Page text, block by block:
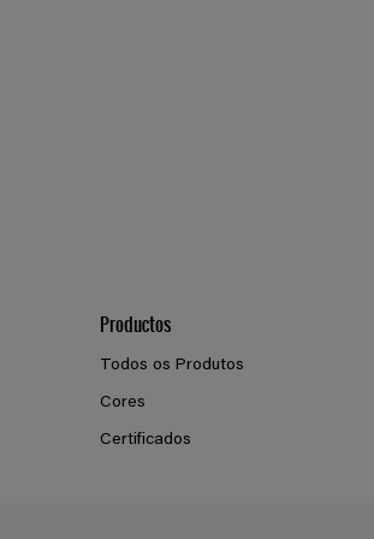
Productos
Todos os Produtos
Cores
Certificados